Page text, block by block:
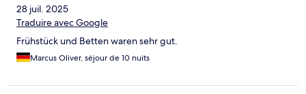
28 juil. 2025
Traduire avec Google
Frühstück und Betten waren sehr gut.
Marcus Oliver, séjour de 10 nuits